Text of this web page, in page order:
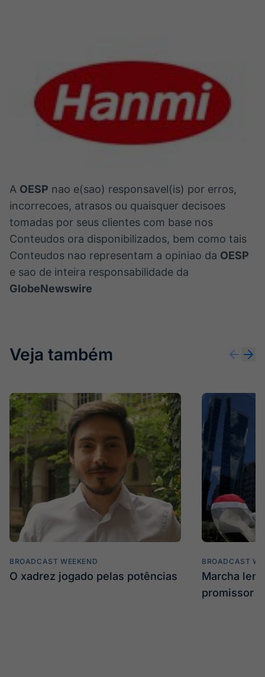
A OESP nao e(sao) responsavel(is) por erros,
incorrecoes, atrasos ou quaisquer decisoes
tomadas por seus clientes com base nos
Conteudos ora disponibilizados, bem como tais
Conteudos nao representam a opiniao da OESP
e sao de inteira responsabilidade da
GlobeNewswire
Veja também
BROADCAST WEEKEND
O xadrez jogado pelas potências
BROADCAST
Marcha
promissor